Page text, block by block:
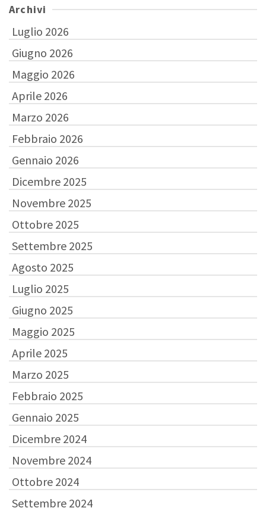
Archivi
Luglio 2026
Giugno 2026
Maggio 2026
Aprile 2026
Marzo 2026
Febbraio 2026
Gennaio 2026
Dicembre 2025
Novembre 2025
Ottobre 2025
Settembre 2025
Agosto 2025
Luglio 2025
Giugno 2025
Maggio 2025
Aprile 2025
Marzo 2025
Febbraio 2025
Gennaio 2025
Dicembre 2024
Novembre 2024
Ottobre 2024
Settembre 2024